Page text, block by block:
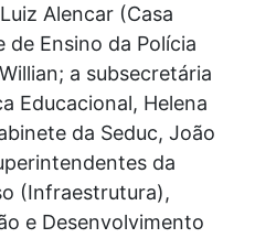
Alencar (Casa
Ensino da Polícia
a subsecretária
Educacional, Helena
da Seduc, João
da
(Infraestrutura),
e Desenvolvimento